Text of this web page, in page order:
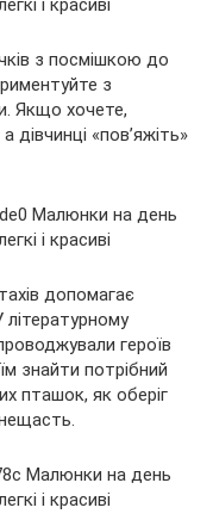
з посмішкою до
з
Якщо хочете,
дівчинці «пов’яжіть»
допомагає
героїв
знайти потрібний
пташок, як оберіг